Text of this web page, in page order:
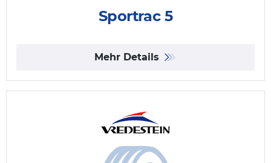
Sportrac 5
Mehr Details